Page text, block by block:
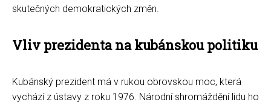
skutečných demokratických změn.
Vliv prezidenta na kubánskou politiku
Kubánský prezident má v rukou obrovskou moc, která
vychází z ústavy z roku 1976. Národní shromáždění lidu ho